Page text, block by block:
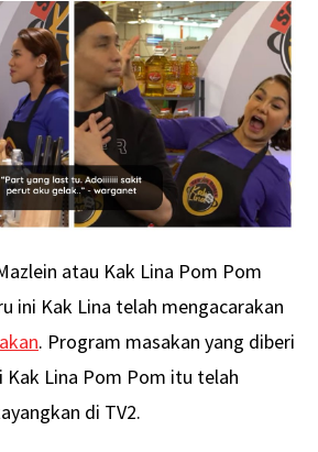
atau Kak Lina Pom Pom
ini Kak Lina telah mengacarakan
. Program masakan yang diberi
Kak Lina Pom Pom itu telah
di TV2.